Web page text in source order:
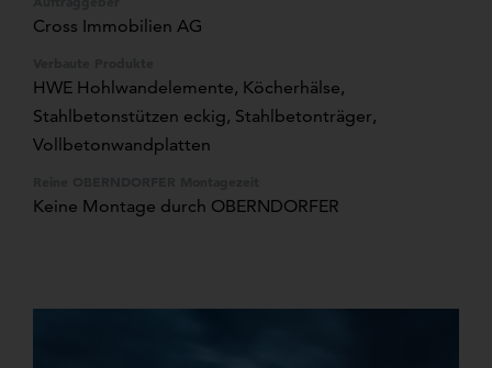
Cross Immobilien AG
HWE Hohlwandelemente, Köcherhälse,
Stahlbetonstützen eckig, Stahlbetonträger,
Vollbetonwandplatten
Keine Montage durch OBERNDORFER